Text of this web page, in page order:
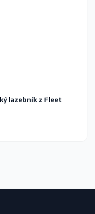
lazebník z Fleet